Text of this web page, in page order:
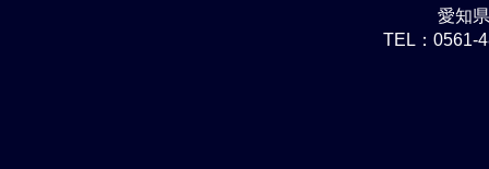
愛知県
TEL：0561-